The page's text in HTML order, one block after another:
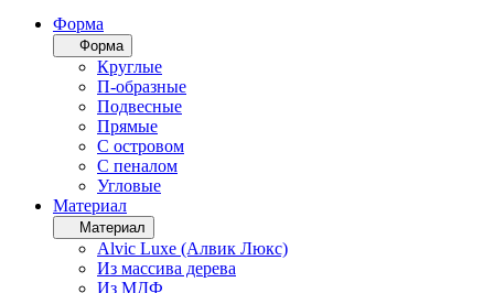
Форма
Форма
Круглые
П-образные
Подвесные
Прямые
С островом
С пеналом
Угловые
Материал
Материал
Alvic Luxe (Алвик Люкс)
Из массива дерева
Из МДФ